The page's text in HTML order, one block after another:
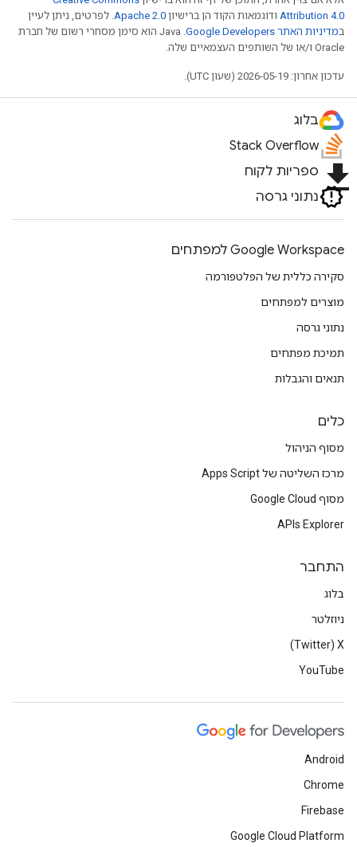
Attribution 4.0 ודוגמאות הקוד הן ברישיון Apache 2.0 . לפרטים, ניתן לעיין
במדיניות האתר Google Developers‏
.‏ Java הוא סימן מסחרי רשום של חברת
Oracle ו/או של השותפים העצמאיים שלה.
עדכון אחרון: 2026-05-19 (שעון UTC).
בלוג
Stack Overflow
file_download ספריות לקוח
נתוני גרסה
Google Workspace למפתחים
סקירה כללית של הפלטפורמה
מוצרים למפתחים
נתוני גרסה
תמיכת מפתחים
תנאים והגבלות
כלים
מסוף הניהול
מרכז השליטה של Apps Script
מסוף Google Cloud
APIs Explorer
התחבר
בלוג
ניוזלטר
X‏ (Twitter)
YouTube
Android
Chrome
Firebase
Google Cloud Platform